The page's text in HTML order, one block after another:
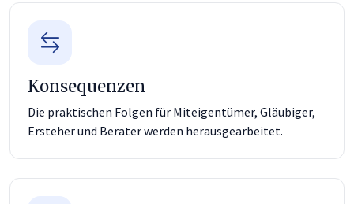
Konsequenzen
Die praktischen Folgen für Miteigentümer, Gläubiger,
Ersteher und Berater werden herausgearbeitet.